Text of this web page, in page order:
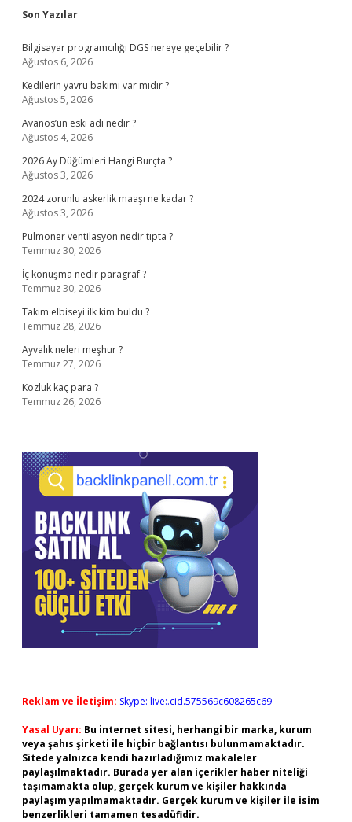
Sidebar
Son Yazılar
Bilgisayar programcılığı DGS nereye geçebilir ?
Ağustos 6, 2026
Kedilerin yavru bakımı var mıdır ?
Ağustos 5, 2026
Avanos’un eski adı nedir ?
Ağustos 4, 2026
2026 Ay Düğümleri Hangi Burçta ?
Ağustos 3, 2026
2024 zorunlu askerlik maaşı ne kadar ?
Ağustos 3, 2026
Pulmoner ventilasyon nedir tıpta ?
Temmuz 30, 2026
İç konuşma nedir paragraf ?
Temmuz 30, 2026
Takım elbiseyi ilk kim buldu ?
Temmuz 28, 2026
Ayvalık neleri meşhur ?
Temmuz 27, 2026
Kozluk kaç para ?
Temmuz 26, 2026
Reklam ve İletişim: Skype: live:.cid.575569c608265c69
Yasal Uyarı: Bu internet sitesi, herhangi bir marka, kurum
veya şahıs şirketi ile hiçbir bağlantısı bulunmamaktadır.
Sitede yalnızca kendi hazırladığımız makaleler
paylaşılmaktadır. Burada yer alan içerikler haber niteliği
taşımamakta olup, gerçek kurum ve kişiler hakkında
paylaşım yapılmamaktadır. Gerçek kurum ve kişiler ile isim
benzerlikleri tamamen tesadüfidir.